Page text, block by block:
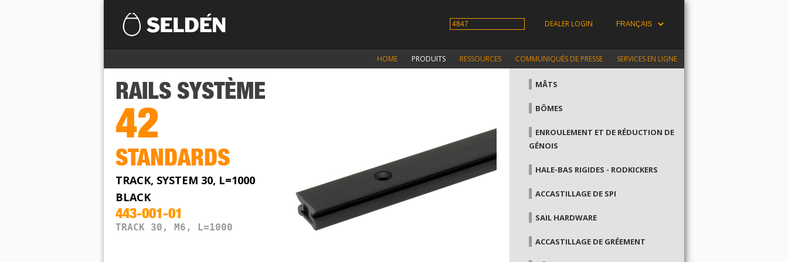
DEALER LOGIN
HOME PRODUITS RESSOURCES COMMUNIQUÉS DE PRESSE SERVICES EN LIGNE
RAILS SYSTÈME
42
STANDARDS
TRACK, SYSTEM 30, L=1000
BLACK
443-001-01
TRACK 30, M6, L=1000
MÂTS
BÔMES
ENROULEMENT ET DE RÉDUCTION DE
GÉNOIS
HALE-BAS RIGIDES - RODKICKERS
ACCASTILLAGE DE SPI
SAIL HARDWARE
ACCASTILLAGE DE GRÉEMENT